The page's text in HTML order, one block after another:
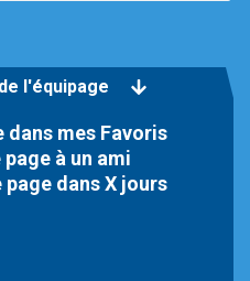
l'équipage
mes Favoris
à un ami
dans X jours